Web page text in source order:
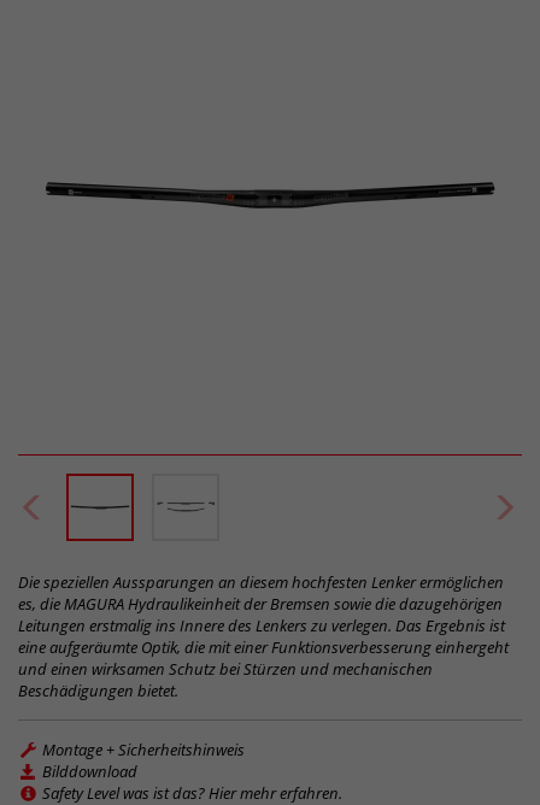
Die speziellen Aussparungen an diesem hochfesten Lenker ermöglichen
es, die MAGURA Hydraulikeinheit der Bremsen sowie die dazugehörigen
Leitungen erstmalig ins Innere des Lenkers zu verlegen. Das Ergebnis ist
eine aufgeräumte Optik, die mit einer Funktionsverbesserung einhergeht
und einen wirksamen Schutz bei Stürzen und mechanischen
Beschädigungen bietet.
Montage + Sicherheitshinweis
Bilddownload
Safety Level was ist das? Hier mehr erfahren.